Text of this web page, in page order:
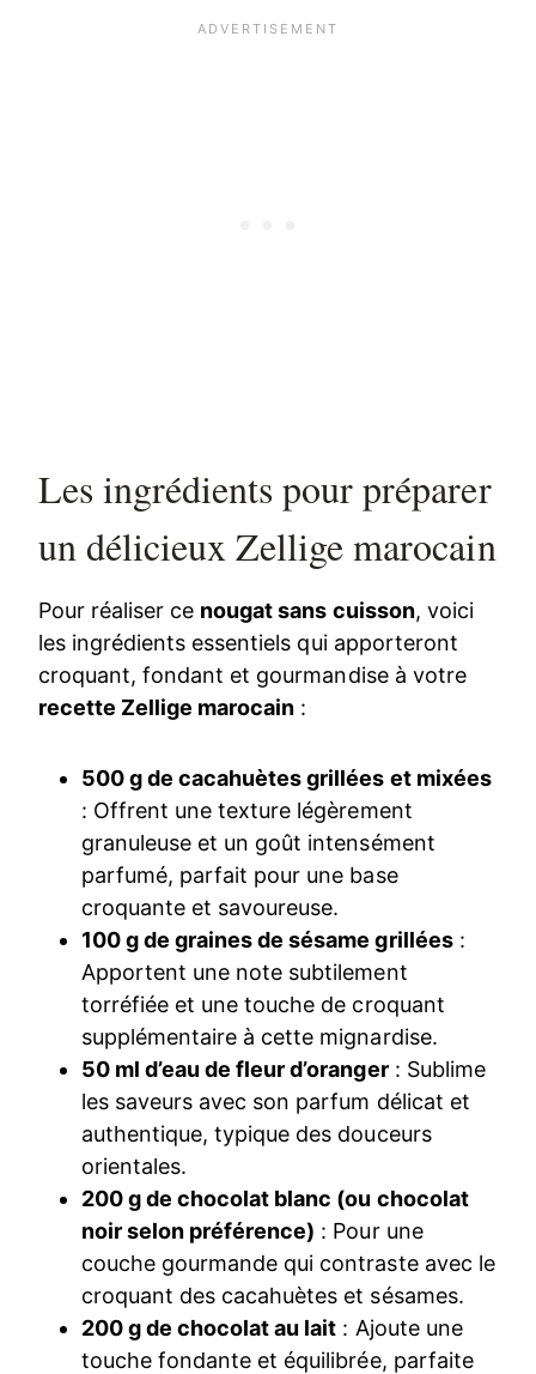
Les ingrédients pour préparer
un délicieux Zellige marocain
Pour réaliser ce nougat sans cuisson, voici
les ingrédients essentiels qui apporteront
croquant, fondant et gourmandise à votre
recette Zellige marocain :
500 g de cacahuètes grillées et mixées
: Offrent une texture légèrement
granuleuse et un goût intensément
parfumé, parfait pour une base
croquante et savoureuse.
100 g de graines de sésame grillées:
Apportent une note subtilement
torréfiée et une touche de croquant
supplémentaire à cette mignardise.
50 ml d’eau de fleur d’oranger: Sublime
les saveurs avec son parfum délicat et
authentique, typique des douceurs
orientales.
200 g de chocolat blanc (ou chocolat
noir selon préférence) : Pour une
couche gourmande qui contraste avec le
croquant des cacahuètes et sésames.
200 g de chocolat au lait : Ajoute une
touche fondante et équilibrée, parfaite